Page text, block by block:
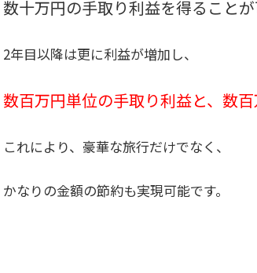
数十万円の手取り利益を得ること
2年目以降は更に利益が増加し、
数百万円単位の手取り利益と、数
これにより、豪華な旅行だけでなく、
かなりの金額の節約も実現可能です。